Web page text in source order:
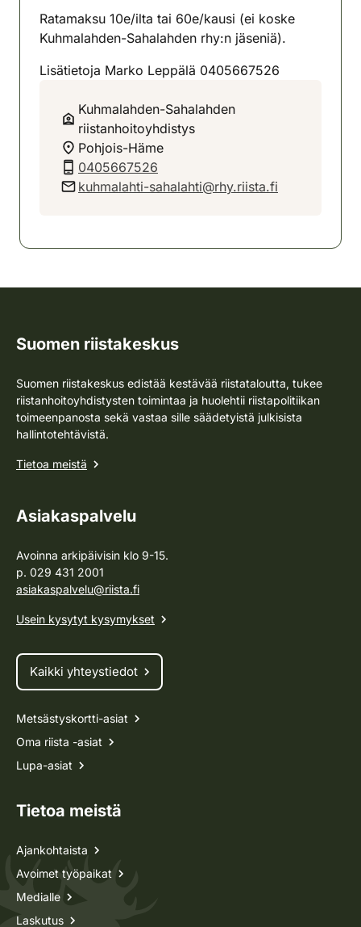
Ratamaksu 10e/ilta tai 60e/kausi (ei koske
Kuhmalahden-Sahalahden rhy:n jäseniä).
Lisätietoja Marko Leppälä 0405667526
Kuhmalahden-Sahalahden
riistanhoitoyhdistys
Pohjois-Häme
0405667526
kuhmalahti-sahalahti@rhy.riista.fi
Suomen riistakeskus
Suomen riistakeskus edistää kestävää riistataloutta, tukee
riistanhoitoyhdistysten toimintaa ja huolehtii riistapolitiikan
toimeenpanosta sekä vastaa sille säädetyistä julkisista
hallintotehtävistä.
Tietoa meistä
Asiakaspalvelu
Avoinna arkipäivisin klo 9-15.
p. 029 431 2001
asiakaspalvelu@riista.fi
Usein kysytyt kysymykset
Kaikki yhteystiedot
Metsästyskortti-asiat
Oma riista -asiat
Lupa-asiat
Tietoa meistä
Ajankohtaista
Avoimet työpaikat
Medialle
Laskutus